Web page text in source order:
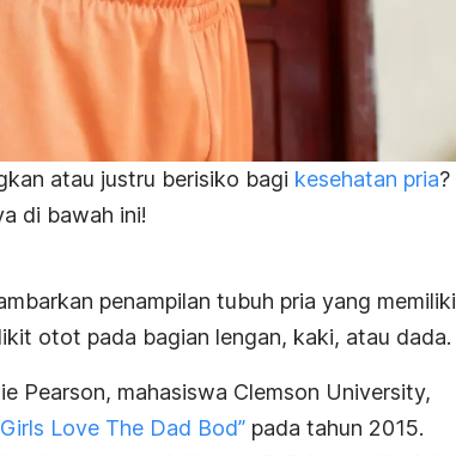
atau justru berisiko bagi kesehatan pria?
di bawah ini!
penampilan tubuh pria yang memiliki
otot pada bagian lengan, kaki, atau dada.
Pearson, mahasiswa Clemson University,
Love The Dad Bod” pada tahun 2015.